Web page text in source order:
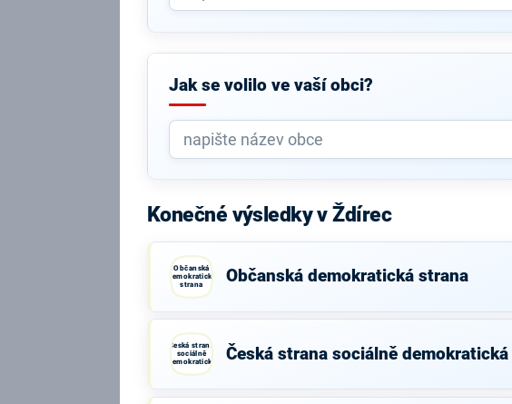
Jak se volilo ve vaší obci?
Konečné výsledky v Ždírec
Občanská
demokratická
strana
Občanská demokratická strana
Česká strana
sociálně
demokratická
Česká strana sociálně demokratická